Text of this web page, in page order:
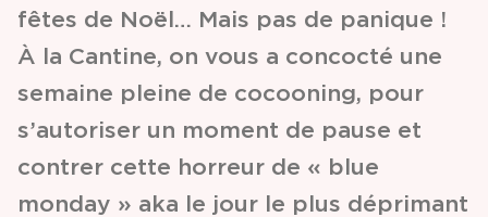
Événements
& Contenus
Programmes
& Services
fêtes de Noël… Mais pas de panique !
À la Cantine, on vous a concocté une
semaine pleine de cocooning, pour
s’autoriser un moment de pause et
contrer cette horreur de « blue
monday » aka le jour le plus déprimant